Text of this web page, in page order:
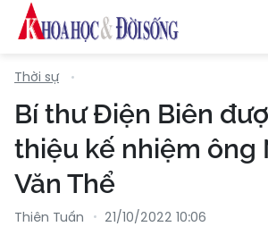
Thời sự
Bí thư Điện Biên
thiệu kế nhiệm ông
Văn Thể
Thiên Tuấn 21/10/2022 10:06